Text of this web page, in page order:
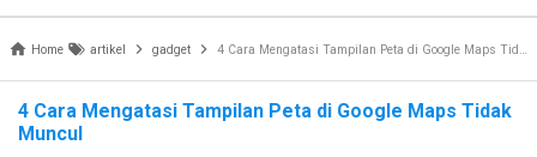
Home artikel gadget 4 Cara Mengatasi Tampilan Peta di Google Maps Tidak Muncul
4 Cara Mengatasi Tampilan Peta di Google Maps Tidak
Muncul